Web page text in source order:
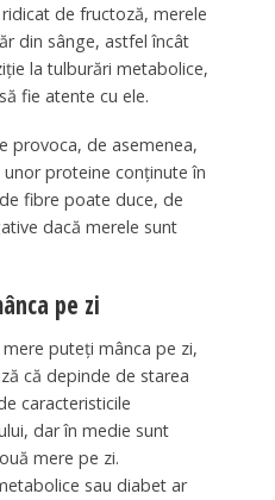
de fructoză, merele
din sânge, astfel încât
la tulburări metabolice,
fie atente cu ele.
provoca, de asemenea,
proteine conținute în
fibre poate duce, de
dacă merele sunt
pe zi
puteți mânca pe zi,
că depinde de starea
caracteristicile
dar în medie sunt
mere pe zi.
sau diabet ar